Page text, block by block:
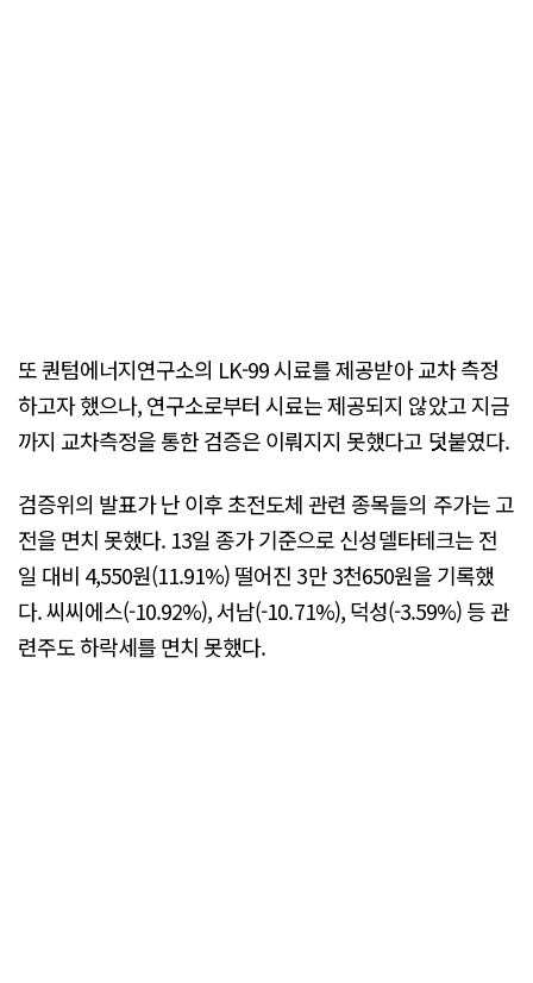
또 퀀텀에너지연구소의 LK-99 시료를 제공받아 교차 측정
하고자 했으나, 연구소로부터 시료는 제공되지 않았고 지금
까지 교차측정을 통한 검증은 이뤄지지 못했다고 덧붙였다.
검증위의 발표가 난 이후 초전도체 관련 종목들의 주가는 고
전을 면치 못했다. 13일 종가 기준으로 신성델타테크는 전
일 대비 4,550원(11.91%) 떨어진 3만 3천650원을 기록했
다. 씨씨에스(-10.92%), 서남(-10.71%), 덕성(-3.59%) 등 관
련주도 하락세를 면치 못했다.